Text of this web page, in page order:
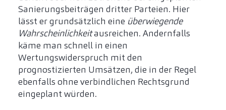
Sanierungsbeiträgen dritter Parteien. Hier
lässt er grundsätzlich eine überwiegende
Wahrscheinlichkeitausreichen. Andernfalls
käme man schnell in einen
Wertungswiderspruch mit den
prognostizierten Umsätzen, die in der Regel
ebenfalls ohne verbindlichen Rechtsgrund
eingeplant würden.